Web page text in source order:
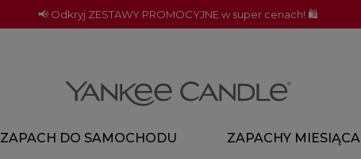
📢 Odkryj ZESTAWY PROMOCYJNE w super cenach! 🛍️
ZAPACH DO SAMOCHODU ZAPACHY MIESIĄCA